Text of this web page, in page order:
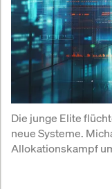
Die junge Elite
neue Systeme.
Allokationskampf